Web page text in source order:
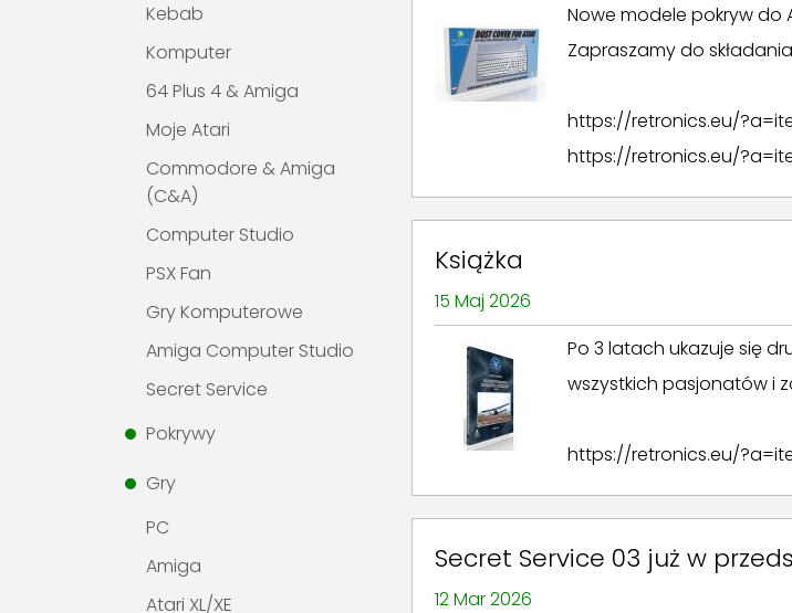
Kebab
Komputer
64 Plus 4 & Amiga
Moje Atari
Commodore & Amiga
(C&A)
Computer Studio
PSX Fan
Gry Komputerowe
Amiga Computer Studio
Secret Service
Pokrywy
Gry
PC
Amiga
Atari XL/XE
Nowe modele pokryw do
Zapraszamy do
https://retronics.eu/
https://retronics.eu/
Książka
15 Maj 2026
Po 3 latach ukazuje się
wszystkich pasjonatów i
https://retronics.eu/
Secret Service 03 już w
12 Mar 2026